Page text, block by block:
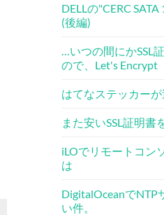
DELLの"CERC
(後編)
…いつの間にかSSL
ので、Let's Encrypt
はてなステッカーが
また安いSSL証明書
iLOでリモートコン
は
DigitalOceanでNTP
い件。